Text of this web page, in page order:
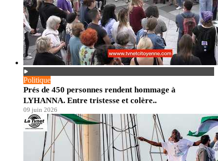
Politique
Prés de 450 personnes rendent hommage à
LYHANNA. Entre tristesse et colère..
09 juin 2026